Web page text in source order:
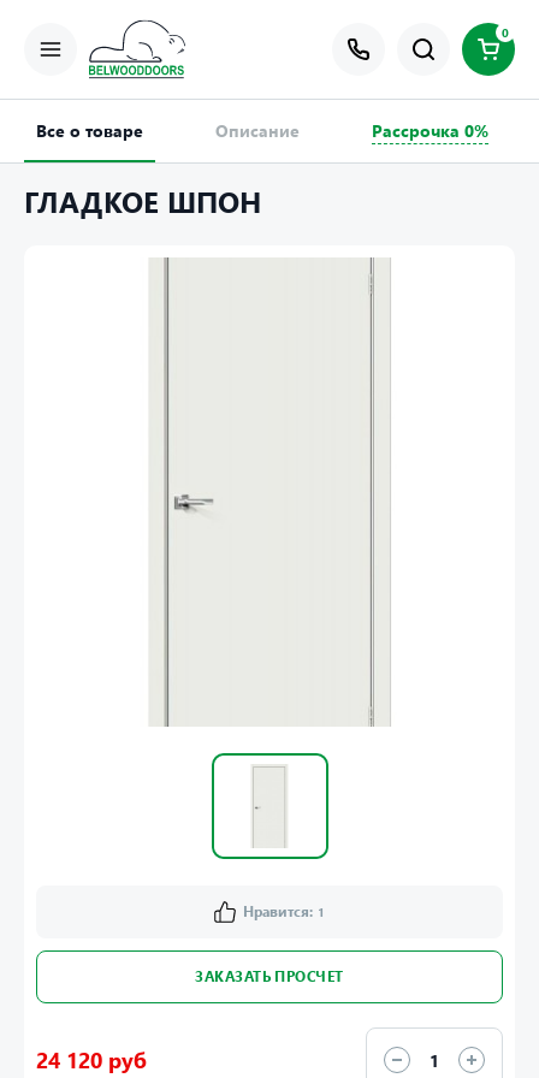
0
Все о товаре Описание Рассрочка 0%
ГЛАДКОЕ ШПОН
Нравится: 1
ЗАКАЗАТЬ ПРОСЧЕТ
24 120 руб